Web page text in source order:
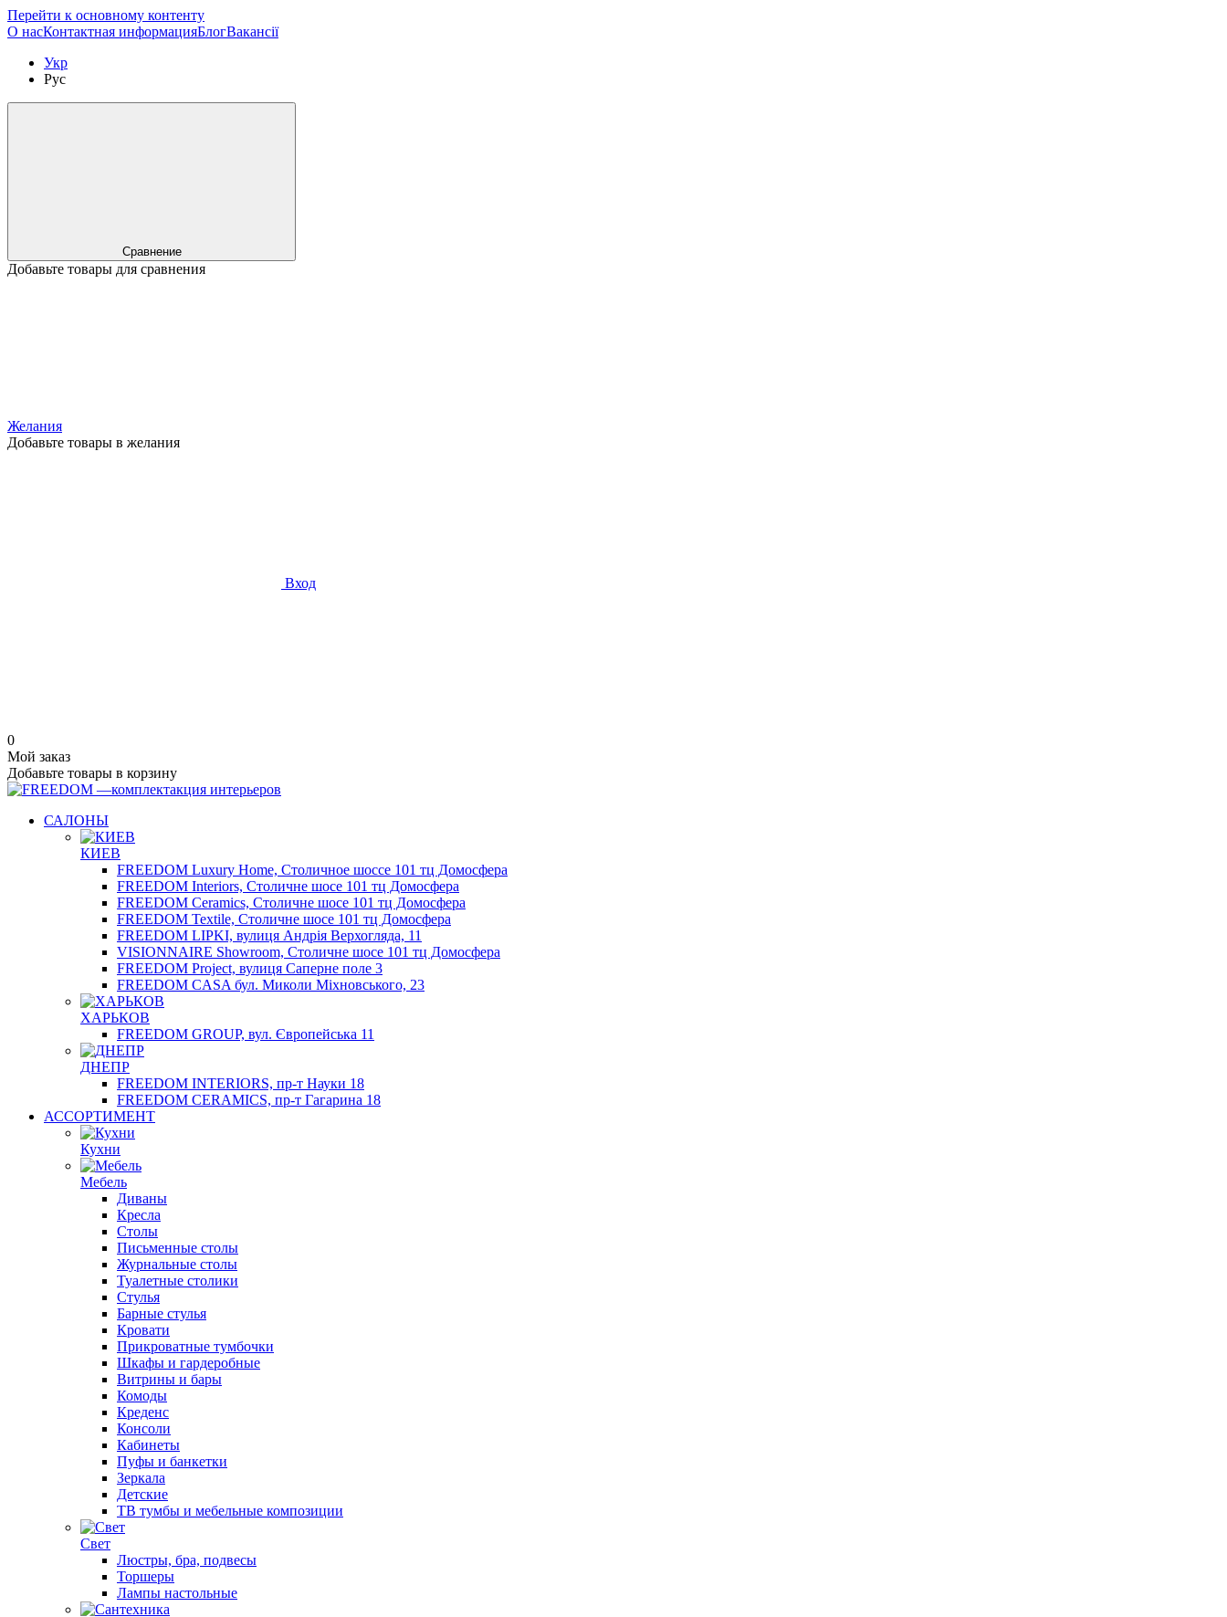
Перейти к основному контенту
О насКонтактная информацияБлогВакансії
Укр
Рус
Сравнение
Добавьте товары для сравнения
Желания
Добавьте товары в желания
Вход
0
Мой заказ
Добавьте товары в корзину
САЛОНЫ
КИЕВ
FREEDOM Luxury Home, Столичное шоссе 101 тц Домосфера
FREEDOM Interiors, Столичне шосе 101 тц Домосфера
FREEDOM Ceramics, Столичне шосе 101 тц Домосфера
FREEDOM Textile, Столичне шосе 101 тц Домосфера
FREEDOM LIPKI, вулиця Андрія Верхогляда, 11
VISIONNAIRE Showroom, Столичне шосе 101 тц Домосфера
FREEDOM Project, вулиця Саперне поле 3
FREEDOM CASA бул. Миколи Міхновського, 23
ХАРЬКОВ
FREEDOM GROUP, вул. Європейська 11
ДНЕПР
FREEDOM INTERIORS, пр-т Науки 18
FREEDOM CERAMICS, пр-т Гагарина 18
АССОРТИМЕНТ
Кухни
Мебель
Диваны
Кресла
Столы
Письменные столы
Журнальные столы
Туалетные столики
Стулья
Барные стулья
Кровати
Прикроватные тумбочки
Шкафы и гардеробные
Витрины и бары
Комоды
Креденс
Консоли
Кабинеты
Пуфы и банкетки
Зеркала
Детские
ТВ тумбы и мебельные композиции
Свет
Люстры, бра, подвесы
Торшеры
Лампы настольные